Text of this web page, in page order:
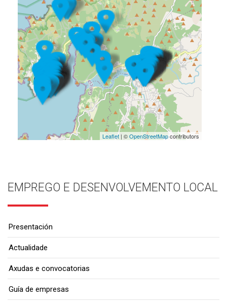
Leaflet| ©OpenStreetMapcontributors
EMPREGO E DESENVOLVEMENTO LOCAL
Presentación
Actualidade
Axudas e convocatorias
Guía de empresas